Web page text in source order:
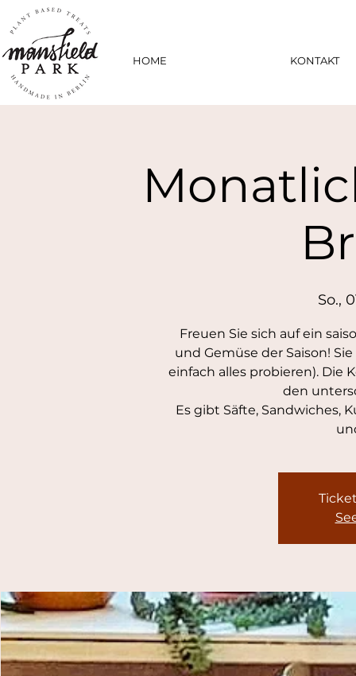
HOME KONTAKT
So.,
Freuen Sie sich auf ein
und Gemüse der Saison!
einfach alles probieren). Die
den
Es gibt Säfte, Sandwiches,